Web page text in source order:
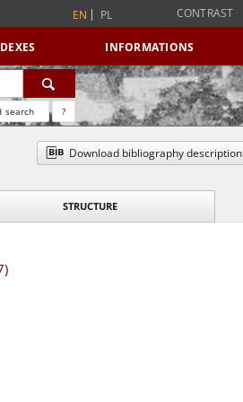
EN PL CONTRAST
INFORMATIONS
search ?
Download bibliography description
STRUCTURE